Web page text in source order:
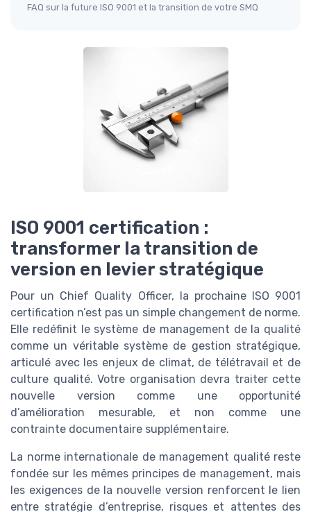
FAQ sur la future ISO 9001 et la transition de votre SMQ
ISO 9001 certification :
transformer la transition de
version en levier stratégique
Pour un Chief Quality Officer, la prochaine ISO 9001
certification n’est pas un simple changement de norme.
Elle redéfinit le système de management de la qualité
comme un véritable système de gestion stratégique,
articulé avec les enjeux de climat, de télétravail et de
culture qualité. Votre organisation devra traiter cette
nouvelle version comme une opportunité
d’amélioration mesurable, et non comme une
contrainte documentaire supplémentaire.
La norme internationale de management qualité reste
fondée sur les mêmes principes de management, mais
les exigences de la nouvelle version renforcent le lien
entre stratégie d’entreprise, risques et attentes des